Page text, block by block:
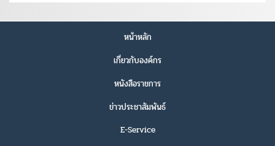
หน้าหลัก
เกี่ยวกับองค์กร
หนังสือราชการ
ข่าวประชาสัมพันธ์
E-Service